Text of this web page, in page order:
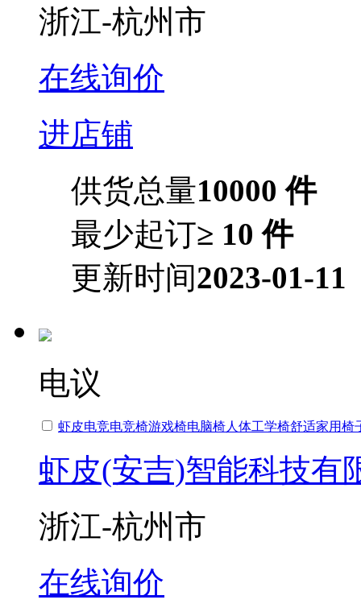
浙江-杭州市
在线询价
进店铺
供货总量10000 件
最少起订≥ 10 件
更新时间2023-01-11
电议
虾皮电竞电竞椅游戏椅电脑椅人体工学椅舒适家用椅
虾皮(安吉)智能科技有
浙江-杭州市
在线询价